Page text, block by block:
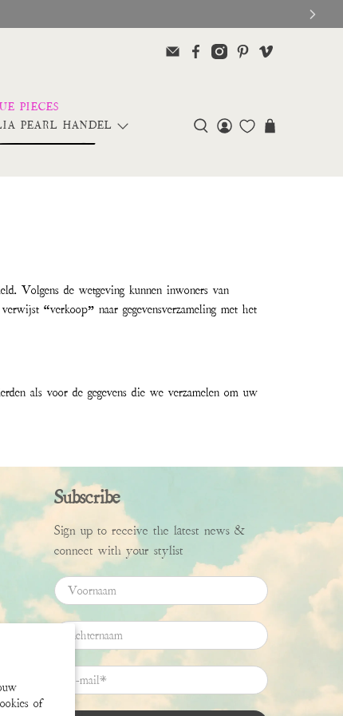
of
PEARL HANDEL
Volgens de wetgeving kunnen inwoners van
“verkoop” naar gegevensverzameling met het
als voor de gegevens die we verzamelen om uw
Subscribe
Sign up to receive the latest news &
connect with your stylist
Voornaam
Achternaam
E-mail*